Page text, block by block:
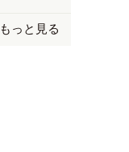
もっと見る